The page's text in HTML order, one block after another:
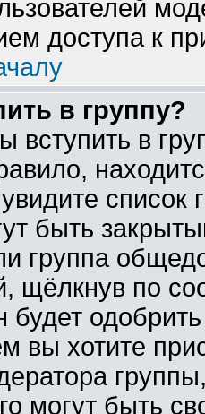
доступа к
в группу?
вступить в
список
быть
группа
щёлкнув по
будет
вы хотите
могут быть